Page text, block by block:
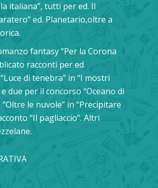
italiana”, tutti per ed. Il
ed. Planetario,oltre a
fantasy “Per la Corona
racconti per ed.
di tenebra” in “I mostri
due per il concorso “Oceano di
le nuvole” in “Precipitare
“Il pagliaccio”. Altri